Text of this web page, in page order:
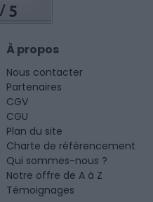
/5
À propos
Nous contacter
Partenaires
CGV
CGU
Plan du site
Charte de référencement
Qui sommes-nous ?
Notre offre de A à Z
Témoignages